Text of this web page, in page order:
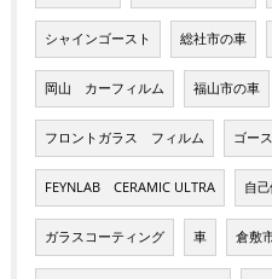
シャインゴースト 総社市の車
岡山 カーフィルム 福山市の車
フロントガラス フィルム ゴー
FEYNLAB CERAMIC ULTRA 自
ガラスコーティング 車 倉敷